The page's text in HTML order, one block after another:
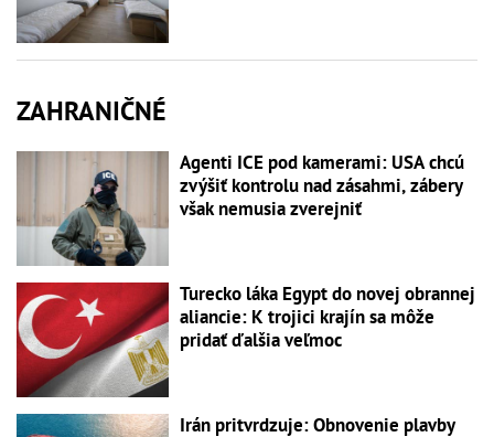
ZAHRANIČNÉ
Agenti ICE pod kamerami: USA chcú
zvýšiť kontrolu nad zásahmi, zábery
však nemusia zverejniť
Turecko láka Egypt do novej obrannej
aliancie: K trojici krajín sa môže
pridať ďalšia veľmoc
Irán pritvrdzuje: Obnovenie plavby